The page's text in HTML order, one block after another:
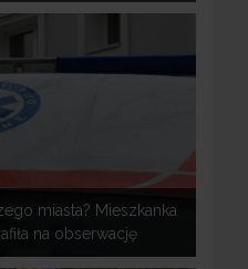
miasta? Mieszkanka
na obserwację